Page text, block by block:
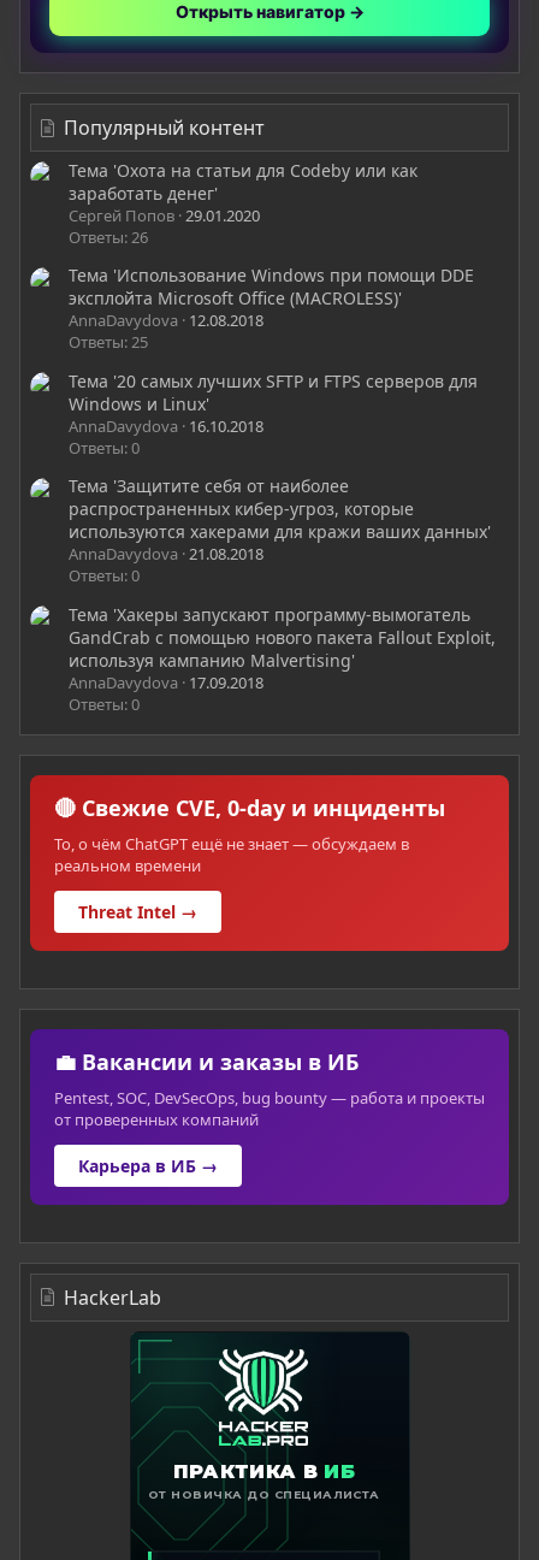
Открыть навигатор →
Популярный контент
Тема 'Охота на статьи для Codeby или как
заработать денег'
Сергей Попов 29.01.2020
Ответы: 26
Тема 'Использование Windows при помощи DDE
эксплойта Microsoft Office (MACROLESS)'
AnnaDavydova
12.08.2018
Ответы: 25
Тема '20 самых лучших SFTP и FTPS серверов для
Windows и Linux'
AnnaDavydova
16.10.2018
Ответы: 0
Тема 'Защитите себя от наиболее
распространенных кибер-угроз, которые
используются хакерами для кражи ваших данных'
AnnaDavydova 21.08.2018
Ответы: 0
Тема 'Хакеры запускают программу-вымогатель
GandCrab с помощью нового пакета Fallout Exploit,
используя кампанию Malvertising'
AnnaDavydova
17.09.2018
Ответы: 0
🔴 Свежие CVE, 0-day и инциденты
То, о чём ChatGPT ещё не знает — обсуждаем в
реальном времени
Threat Intel →
💼 Вакансии и заказы в ИБ
Pentest, SOC, DevSecOps, bug bounty — работа и проекты
от проверенных компаний
Карьера в ИБ →
HackerLab